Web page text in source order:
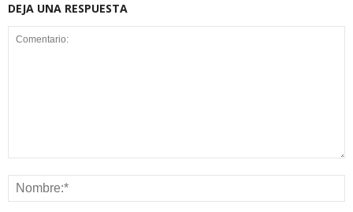
DEJA UNA RESPUESTA